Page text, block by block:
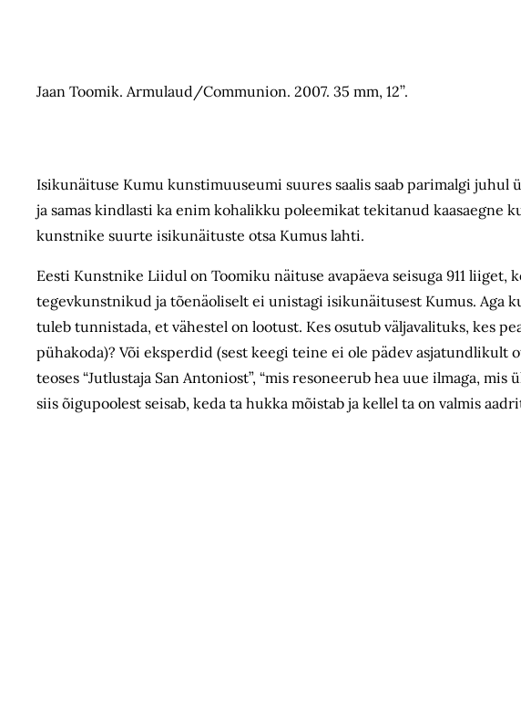
Jaan Toomik. Armulaud/Communion. 2007. 35 mm, 12’’.
Isikunäituse Kumu kunstimuuseumi suures saalis saab parimalgi juhul
ja samas kindlasti ka enim kohalikku poleemikat tekitanud kaasaegne
kunstnike suurte isikunäituste otsa Kumus lahti.
Eesti Kunstnike Liidul on Toomiku näituse avapäeva seisuga 911
tegevkunstnikud ja tõenäoliselt ei unistagi isikunäitusest Kumus. Aga
tuleb tunnistada, et vähestel on lootust. Kes osutub väljavalituks, kes
pühakoda)? Või eksperdid (sest keegi teine ei ole pädev asjatundlikult
teoses “Jutlustaja San Antoniost”, “mis resoneerub hea uue ilmaga,
siis õigupoolest seisab, keda ta hukka mõistab ja kellel ta on valmis aadrit